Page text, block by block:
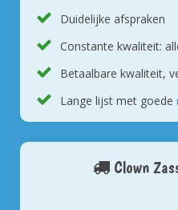
Duidelijke afspraken
Constante kwaliteit:
Betaalbare kwaliteit,
Lange lijst met goede
Clown